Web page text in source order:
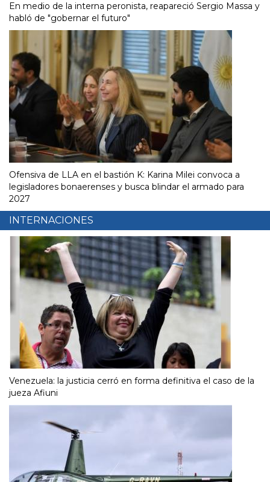
En medio de la interna peronista, reapareció Sergio Massa y
habló de "gobernar el futuro"
Ofensiva de LLA en el bastión K: Karina Milei convoca a
legisladores bonaerenses y busca blindar el armado para
2027
INTERNACIONES
Venezuela: la justicia cerró en forma definitiva el caso de la
jueza Afiuni